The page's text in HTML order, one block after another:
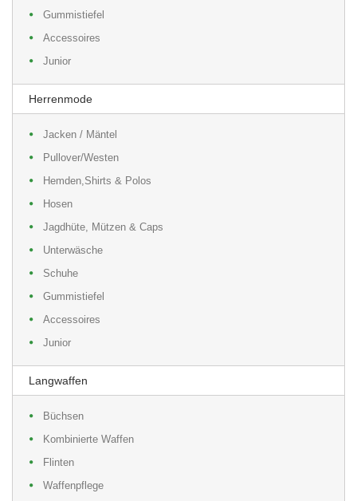
Gummistiefel
Accessoires
Junior
Herrenmode
Jacken / Mäntel
Pullover/Westen
Hemden,Shirts & Polos
Hosen
Jagdhüte, Mützen & Caps
Unterwäsche
Schuhe
Gummistiefel
Accessoires
Junior
Langwaffen
Büchsen
Kombinierte Waffen
Flinten
Waffenpflege